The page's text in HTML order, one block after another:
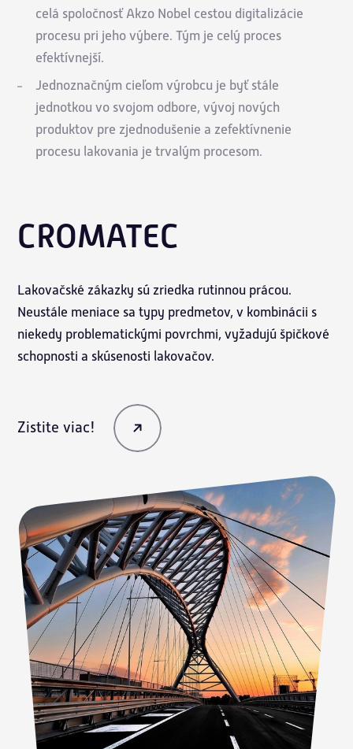
celá spoločnosť Akzo Nobel cestou digitalizácie
procesu pri jeho výbere. Tým je celý proces
efektívnejší.
Jednoznačným cieľom výrobcu je byť stále
jednotkou vo svojom odbore, vývoj nových
produktov pre zjednodušenie a zefektívnenie
procesu lakovania je trvalým procesom.
CROMATEC
Lakovačské zákazky sú zriedka rutinnou prácou.
Neustále meniace sa typy predmetov, v kombinácii s
niekedy problematickými povrchmi, vyžadujú špičkové
schopnosti a skúsenosti lakovačov.
Zistite viac!